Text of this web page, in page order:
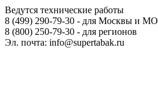
Ведутся технические работы
8 (499) 290-79-30 - для Москвы и МО
8 (800) 250-79-30 - для регионов
Эл. почта: info@supertabak.ru